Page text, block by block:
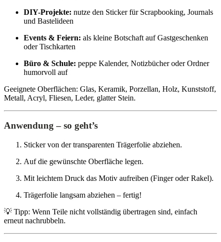
DIY-Projekte: nutze den Sticker für Scrapbooking, Journals
und Bastelideen
Events & Feiern: als kleine Botschaft auf Gastgeschenken
oder Tischkarten
Büro & Schule: peppe Kalender, Notizbücher oder Ordner
humorvoll auf
Geeignete Oberflächen: Glas, Keramik, Porzellan, Holz, Kunststoff,
Metall, Acryl, Fliesen, Leder, glatter Stein.
Anwendung – so geht’s
Sticker von der transparenten Trägerfolie abziehen.
Auf die gewünschte Oberfläche legen.
Mit leichtem Druck das Motiv aufreiben (Finger oder Rakel).
Trägerfolie langsam abziehen – fertig!
💡 Tipp: Wenn Teile nicht vollständig übertragen sind, einfach
erneut nachrubbeln.